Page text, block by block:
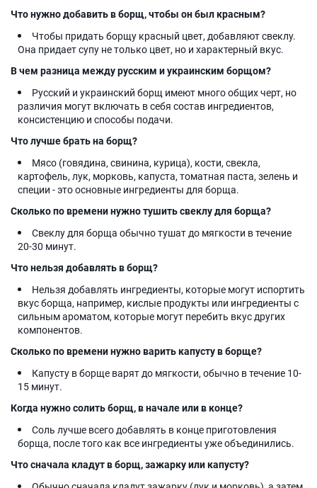
Что нужно добавить в борщ, чтобы он был красным?
Чтобы придать борщу красный цвет, добавляют свеклу.
Она придает супу не только цвет, но и характерный вкус.
В чем разница между русским и украинским борщом?
Русский и украинский борщ имеют много общих черт, но
различия могут включать в себя состав ингредиентов,
консистенцию и способы подачи.
Что лучше брать на борщ?
Мясо (говядина, свинина, курица), кости, свекла,
картофель, лук, морковь, капуста, томатная паста, зелень и
специи - это основные ингредиенты для борща.
Сколько по времени нужно тушить свеклу для борща?
Свеклу для борща обычно тушат до мягкости в течение
20-30 минут.
Что нельзя добавлять в борщ?
Нельзя добавлять ингредиенты, которые могут испортить
вкус борща, например, кислые продукты или ингредиенты с
сильным ароматом, которые могут перебить вкус других
компонентов.
Сколько по времени нужно варить капусту в борще?
Капусту в борще варят до мягкости, обычно в течение 10-
15 минут.
Когда нужно солить борщ, в начале или в конце?
Соль лучше всего добавлять в конце приготовления
борща, после того как все ингредиенты уже объединились.
Что сначала кладут в борщ, зажарку или капусту?